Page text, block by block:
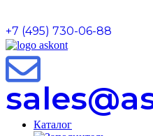
+7 (495) 730-06-88
Каталог